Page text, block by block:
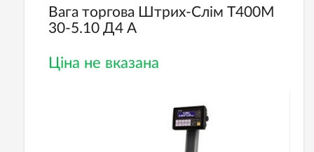
Вага торгова Штрих-Слім Т400М
30-5.10 Д4 А
Ціна не вказана